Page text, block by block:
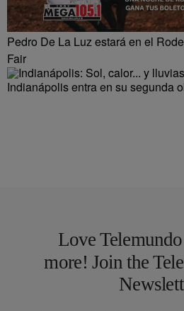
Pedro De La Luz estará en el
Fair
Indianápolis entra en su segunda
Love
more! Join the